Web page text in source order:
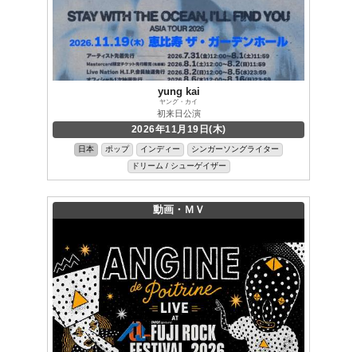
yung kai
ヤング・カイ
初来日公演
2026年11月19日(木)
日本 ポップ インディー
シンガーソングライター
ドリーム / シューゲイザー
動画・ＭＶ